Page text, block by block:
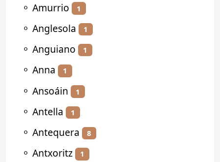
⚬ Amurrio 1
⚬ Anglesola 1
⚬ Anguiano 1
⚬ Anna 1
⚬ Ansoáin 1
⚬ Antella 1
⚬ Antequera 8
⚬ Antxoritz 1